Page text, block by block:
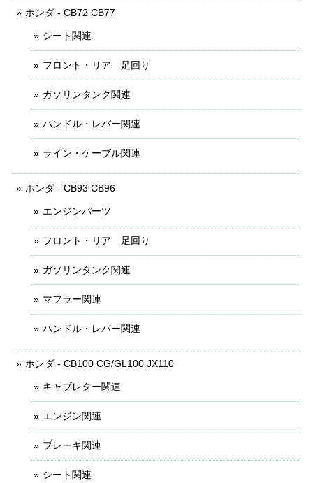
ホンダ - CB72 CB77
シート関連
フロント・リア 足回り
ガソリンタンク関連
ハンドル・レバー関連
ライン・ケーブル関連
ホンダ - CB93 CB96
エンジンパーツ
フロント・リア 足回り
ガソリンタンク関連
マフラー関連
ハンドル・レバー関連
ホンダ - CB100 CG/GL100 JX110
キャブレター関連
エンジン関連
ブレーキ関連
シート関連